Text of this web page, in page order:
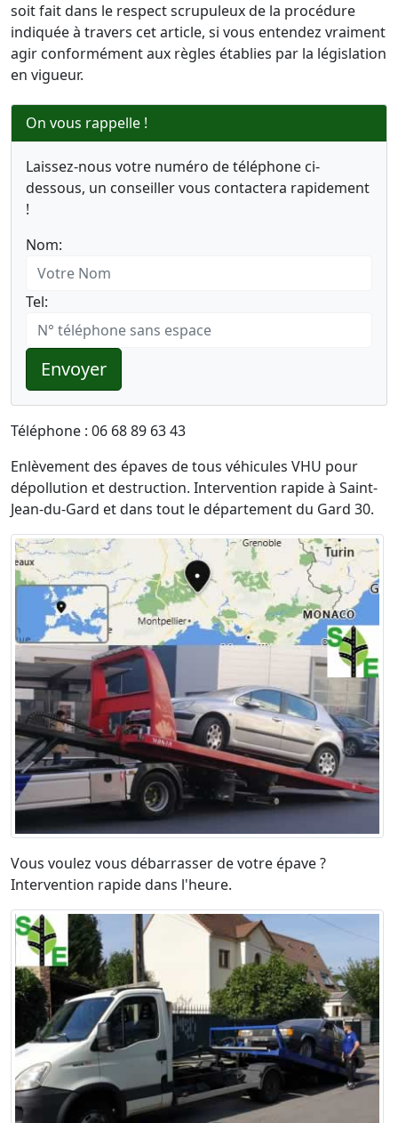
soit fait dans le respect scrupuleux de la procédure
indiquée à travers cet article, si vous entendez vraiment
agir conformément aux règles établies par la législation
en vigueur.
On vous rappelle !
Laissez-nous votre numéro de téléphone ci-
dessous, un conseiller vous contactera rapidement
!
Nom:
Tel:
Envoyer
Téléphone : 06 68 89 63 43
Enlèvement des épaves de tous véhicules VHU pour
dépollution et destruction. Intervention rapide à Saint-
Jean-du-Gard et dans tout le département du Gard 30.
Vous voulez vous débarrasser de votre épave ?
Intervention rapide dans l'heure.